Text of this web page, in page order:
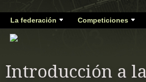
La federación Competiciones
Introducción a